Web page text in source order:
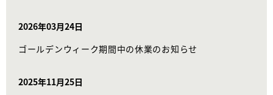
2026年03月24日
ゴールデンウィーク期間中の休業のお知らせ
2025年11月25日